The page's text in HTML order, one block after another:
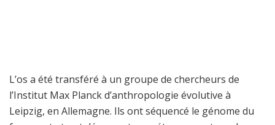
L’os a été transféré à un groupe de chercheurs de
l’Institut Max Planck d’anthropologie évolutive à
Leipzig, en Allemagne. Ils ont séquencé le génome du